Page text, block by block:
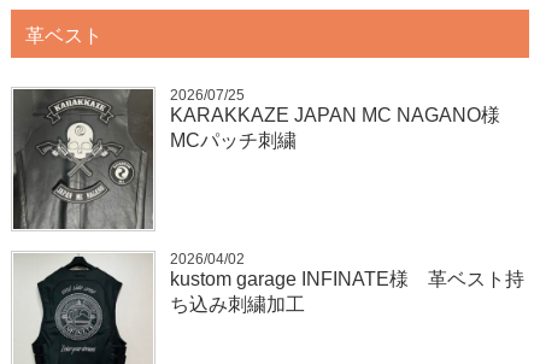
革ベスト
2026/07/25
KARAKKAZE JAPAN MC NAGANO様
MCパッチ刺繍
2026/04/02
kustom garage INFINATE様 革ベスト持
ち込み刺繍加工